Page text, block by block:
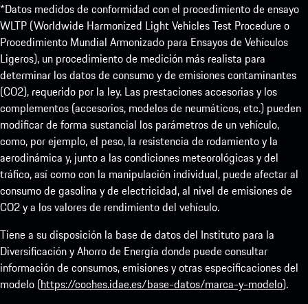
*Datos medidos de conformidad con el procedimiento de ensayo
WLTP (Worldwide Harmonized Light Vehicles Test Procedure o
Procedimiento Mundial Armonizado para Ensayos de Vehículos
Ligeros), un procedimiento de medición más realista para
determinar los datos de consumo y de emisiones contaminantes
(CO2), requerido por la ley. Las prestaciones accesorias y los
complementos (accesorios, modelos de neumáticos, etc.) pueden
modificar de forma sustancial los parámetros de un vehículo,
como, por ejemplo, el peso, la resistencia de rodamiento y la
aerodinámica y, junto a las condiciones meteorológicas y del
tráfico, así como con la manipulación individual, puede afectar al
consumo de gasolina y de electricidad, al nivel de emisiones de
CO2 y a los valores de rendimiento del vehículo.
Tiene a su disposición la base de datos del Instituto para la
Diversificación y Ahorro de Energía donde puede consultar
información de consumos, emisiones y otras especificaciones del
modelo (https://coches.idae.es/base-datos/marca-y-modelo).